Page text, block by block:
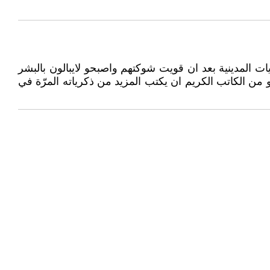
المدينية بعد ان قويت شوكتهم واصبحو لايبالون بالبشر
الكاتب الكريم ان يكتب المزيد من ذكرياته المرّة في